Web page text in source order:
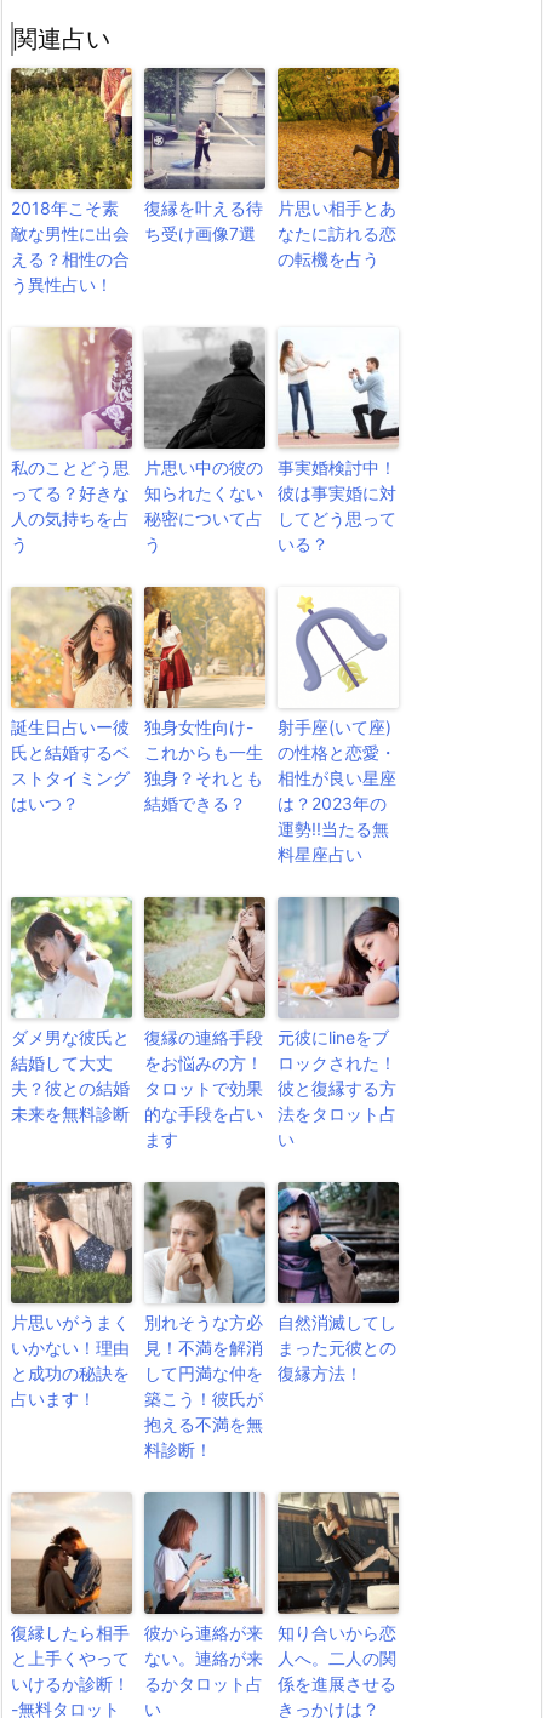
関連占い
2018年こそ素
敵な男性に出会
える？相性の合
う異性占い！
復縁を叶える待
ち受け画像7選
片思い相手とあ
なたに訪れる恋
の転機を占う
私のことどう思
ってる？好きな
人の気持ちを占
う
片思い中の彼の
知られたくない
秘密について占
う
事実婚検討中！
彼は事実婚に対
してどう思って
いる？
誕生日占いー彼
氏と結婚するベ
ストタイミング
はいつ？
独身女性向け-
これからも一生
独身？それとも
結婚できる？
射手座(いて座)
の性格と恋愛・
相性が良い星座
は？2023年の
運勢!!当たる無
料星座占い
ダメ男な彼氏と
結婚して大丈
夫？彼との結婚
未来を無料診断
復縁の連絡手段
をお悩みの方！
タロットで効果
的な手段を占い
ます
元彼にlineをブ
ロックされた！
彼と復縁する方
法をタロット占
い
片思いがうまく
いかない！理由
と成功の秘訣を
占います！
別れそうな方必
見！不満を解消
して円満な仲を
築こう！彼氏が
抱える不満を無
料診断！
自然消滅してし
まった元彼との
復縁方法！
復縁したら相手
と上手くやって
いけるか診断！
-無料タロット
彼から連絡が来
ない。連絡が来
るかタロット占
い
知り合いから恋
人へ。二人の関
係を進展させる
きっかけは？